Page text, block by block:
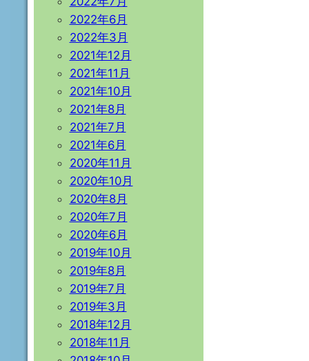
2022年6月
2022年3月
2021年12月
2021年11月
2021年10月
2021年8月
2021年7月
2021年6月
2020年11月
2020年10月
2020年8月
2020年7月
2020年6月
2019年10月
2019年8月
2019年7月
2019年3月
2018年12月
2018年11月